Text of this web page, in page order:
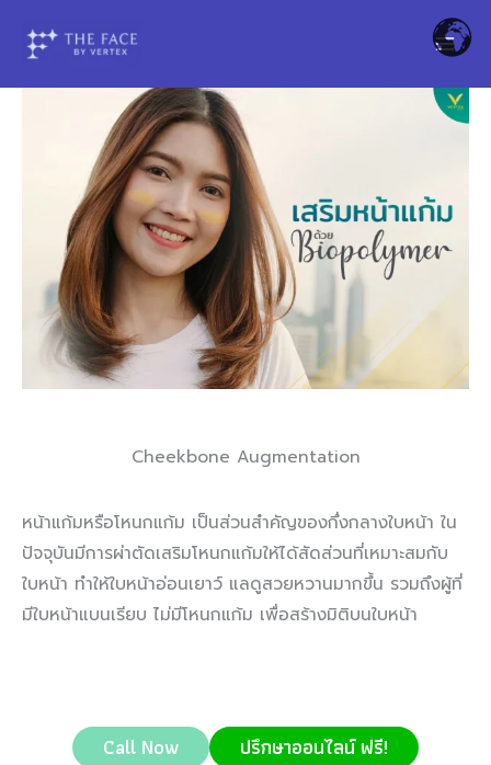
Cheekbone Augmentation
หน้าแก้มหรือโหนกแก้ม เป็นส่วนสำคัญของกึ่งกลางใบหน้า ใน
ปัจจุบันมีการผ่าตัดเสริมโหนกแก้มให้ได้สัดส่วนที่เหมาะสมกับ
ใบหน้า ทำให้ใบหน้าอ่อนเยาว์ แลดูสวยหวานมากขึ้น รวมถึงผู้ที่
มีใบหน้าแบนเรียบ ไม่มีโหนกแก้ม เพื่อสร้างมิติบนใบหน้า
Call Now ปรึกษาออนไลน์ ฟรี!